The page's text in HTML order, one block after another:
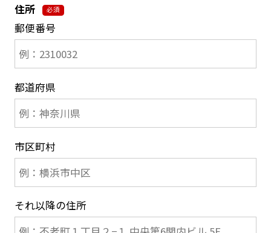
住所 必須
郵便番号
都道府県
市区町村
それ以降の住所